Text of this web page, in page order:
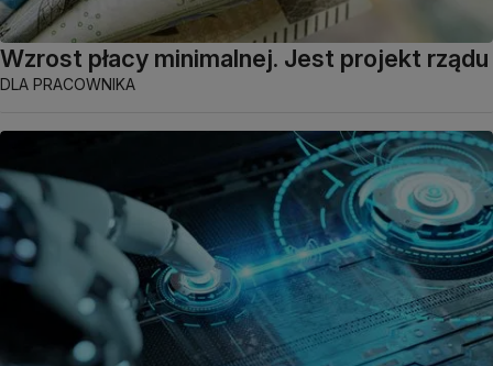
Wzrost płacy minimalnej. Jest projekt rządu
DLA PRACOWNIKA